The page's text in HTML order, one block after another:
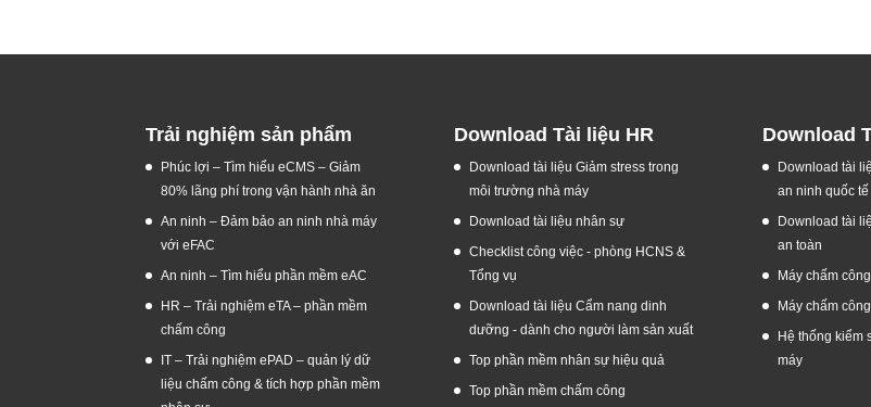
Trải nghiệm sản phẩm
Phúc lợi – Tìm hiểu eCMS – Giảm
80% lãng phí trong vận hành nhà ăn
An ninh – Đảm bảo an ninh nhà máy
với eFAC
An ninh – Tìm hiểu phần mềm eAC
HR – Trải nghiệm eTA – phần mềm
chấm công
IT – Trải nghiệm ePAD – quản lý dữ
liệu chấm công & tích hợp phần mềm
Download Tài liệu HR
Download tài liệu Giảm stress trong
môi trường nhà máy
Download tài liệu nhân sự
Checklist công việc - phòng HCNS &
Tổng vụ
Download tài liệu Cẩm nang dinh
dưỡng - dành cho người làm sản xuất
Top phần mềm nhân sự hiệu quả
Top phần mềm chấm công
Download
Download tài
an ninh quốc tế
Download tài
an toàn
Máy chấm
Máy chấm
Hệ thống kiểm
máy